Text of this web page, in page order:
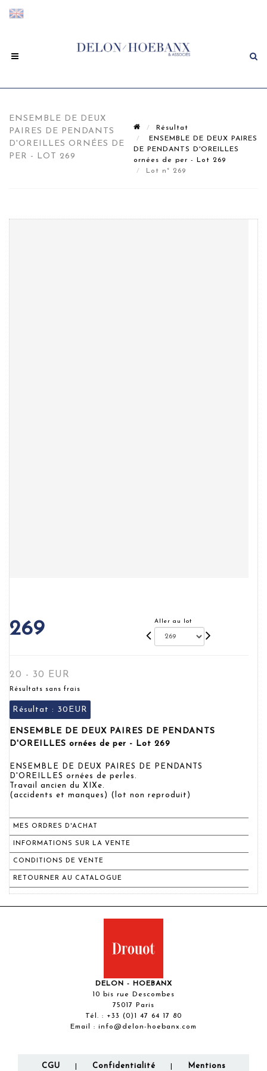
ENSEMBLE DE DEUX
PAIRES DE PENDANTS
D'OREILLES ORNÉES DE
PER - LOT 269
Résultat
ENSEMBLE DE DEUX PAIRES
DE PENDANTS D'OREILLES
ornées de per - Lot 269
Lot n° 269
269 Aller au lot
20 - 30 EUR
Résultats sans frais
Résultat : 30EUR
ENSEMBLE DE DEUX PAIRES DE PENDANTS
D'OREILLES ornées de per - Lot 269
ENSEMBLE DE DEUX PAIRES DE PENDANTS
D'OREILLES ornées de perles.
Travail ancien du XIXe.
(accidents et manques) (lot non reproduit)
MES ORDRES D'ACHAT
INFORMATIONS SUR LA VENTE
CONDITIONS DE VENTE
RETOURNER AU CATALOGUE
DELON - HOEBANX
10 bis rue Descombes
75017 Paris
Tél. : +33 (0)1 47 64 17 80
Email : info@delon-hoebanx.com
CGU Confidentialité Mentions